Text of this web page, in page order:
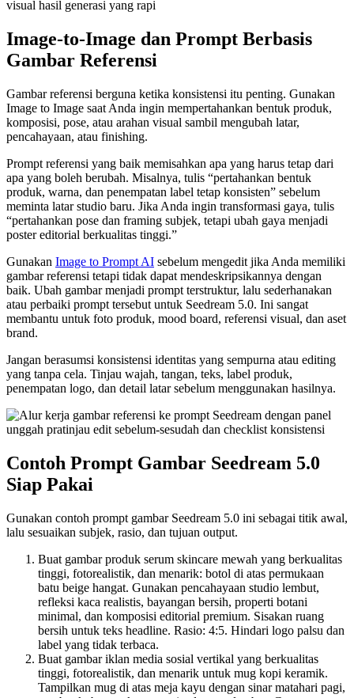
Image-to-Image dan Prompt Berbasis
Gambar Referensi
Gambar referensi berguna ketika konsistensi itu penting. Gunakan
Image to Image saat Anda ingin mempertahankan bentuk produk,
komposisi, pose, atau arahan visual sambil mengubah latar,
pencahayaan, atau finishing.
Prompt referensi yang baik memisahkan apa yang harus tetap dari
apa yang boleh berubah. Misalnya, tulis “pertahankan bentuk
produk, warna, dan penempatan label tetap konsisten” sebelum
meminta latar studio baru. Jika Anda ingin transformasi gaya, tulis
“pertahankan pose dan framing subjek, tetapi ubah gaya menjadi
poster editorial berkualitas tinggi.”
Gunakan Image to Prompt AI sebelum mengedit jika Anda memiliki
gambar referensi tetapi tidak dapat mendeskripsikannya dengan
baik. Ubah gambar menjadi prompt terstruktur, lalu sederhanakan
atau perbaiki prompt tersebut untuk Seedream 5.0. Ini sangat
membantu untuk foto produk, mood board, referensi visual, dan aset
brand.
Jangan berasumsi konsistensi identitas yang sempurna atau editing
yang tanpa cela. Tinjau wajah, tangan, teks, label produk,
penempatan logo, dan detail latar sebelum menggunakan hasilnya.
Contoh Prompt Gambar Seedream 5.0
Siap Pakai
Gunakan contoh prompt gambar Seedream 5.0 ini sebagai titik awal,
lalu sesuaikan subjek, rasio, dan tujuan output.
Buat gambar produk serum skincare mewah yang berkualitas
tinggi, fotorealistik, dan menarik: botol di atas permukaan
batu beige hangat. Gunakan pencahayaan studio lembut,
refleksi kaca realistis, bayangan bersih, properti botani
minimal, dan komposisi editorial premium. Sisakan ruang
bersih untuk teks headline. Rasio: 4:5. Hindari logo palsu dan
label yang tidak terbaca.
Buat gambar iklan media sosial vertikal yang berkualitas
tinggi, fotorealistik, dan menarik untuk mug kopi keramik.
Tampilkan mug di atas meja kayu dengan sinar matahari pagi,